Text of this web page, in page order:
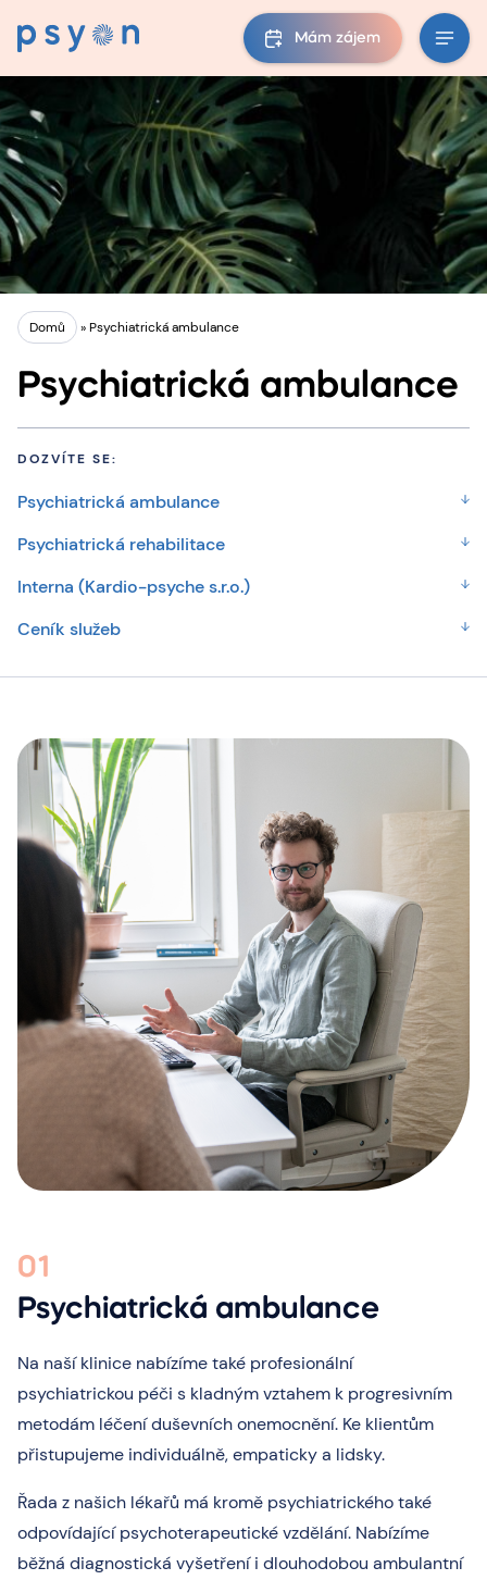
Mám zájem
Domů »Psychiatrická ambulance
Psychiatrická ambulance
DOZVÍTE SE:
Psychiatrická ambulance
Psychiatrická rehabilitace
Interna (Kardio-psyche s.r.o.)
Ceník služeb
01
Psychiatrická ambulance
Na naší klinice nabízíme také profesionální
psychiatrickou péči s kladným vztahem k progresivním
metodám léčení duševních onemocnění. Ke klientům
přistupujeme individuálně, empaticky a lidsky.
Řada z našich lékařů má kromě psychiatrického také
odpovídající psychoterapeutické vzdělání. Nabízíme
běžná diagnostická vyšetření i dlouhodobou ambulantní